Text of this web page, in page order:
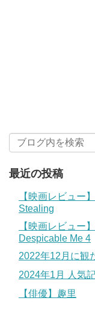
最近の投稿
【映画レビュー
Stealing
【映画レビュー
Despicable Me 4
2022年12月に観
2024年1月 人気
【俳優】趣里